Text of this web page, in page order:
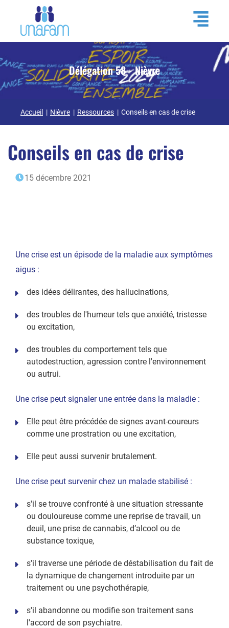
Délégation 58 - Nièvre
Accueil Nièvre Ressources Conseils en cas de crise
Conseils en cas de crise
15 décembre 2021
Une crise est un épisode de la maladie aux symptômes
aigus :
des idées délirantes, des hallucinations,
des troubles de l'humeur tels que anxiété, tristesse
ou excitation,
des troubles du comportement tels que
autodestruction, agression contre l'environnement
ou autrui.
Une crise peut signaler une entrée dans la maladie :
Elle peut être précédée de signes avant-coureurs
comme une prostration ou une excitation,
Elle peut aussi survenir brutalement.
Une crise peut survenir chez un malade stabilisé :
s'il se trouve confronté à une situation stressante
ou douloureuse comme une reprise de travail, un
deuil, une prise de cannabis, d’alcool ou de
substance toxique,
s'il traverse une période de déstabilisation du fait de
la dynamique de changement introduite par un
traitement ou une psychothérapie,
s'il abandonne ou modifie son traitement sans
l'accord de son psychiatre.